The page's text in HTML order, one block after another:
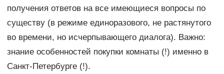
получения ответов на все имеющиеся вопросы по
существу (в режиме единоразового, не растянутого
во времени, но исчерпывающего диалога). Важно:
знание особенностей покупки комнаты (!) именно в
Санкт-Петербурге (!).